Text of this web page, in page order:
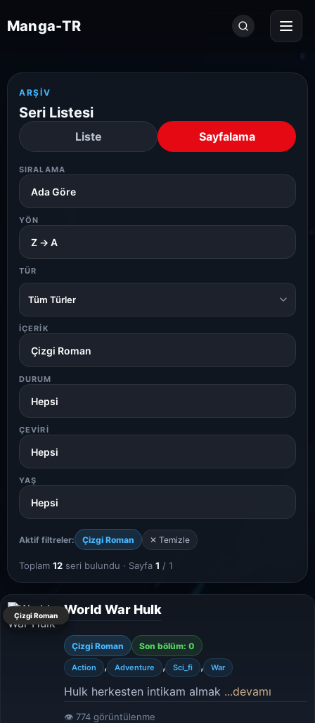
Manga-TR
Seri
ara...
ARŞIV
Seri Listesi
Liste Sayfalama
SIRALAMA
YÖN
TÜR
Tüm Türler
İÇERIK
DURUM
ÇEVIRI
YAŞ
Aktif filtreler: Çizgi Roman ✕ Temizle
Toplam 12 seri bulundu · Sayfa 1 / 1
Çizgi Roman World War Hulk
Çizgi Roman Son bölüm: 0
Action , Adventure , Sci_fi , War
Hulk herkesten intikam almak ...devamı
👁 774 görüntülenme